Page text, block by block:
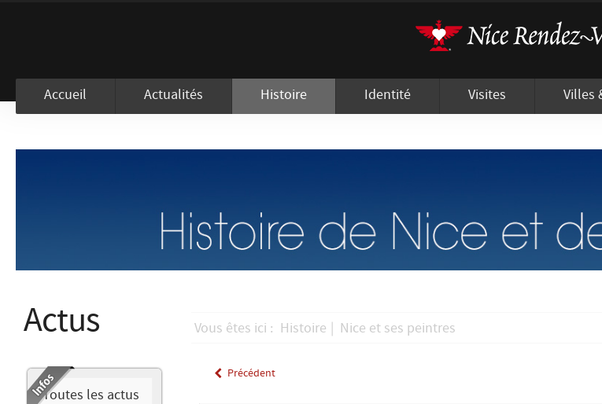
Accueil Actualités Histoire Identité Visites Villes
Actus
Toutes les actus
Vous êtes ici : Histoire Nice et ses peintres
Précédent